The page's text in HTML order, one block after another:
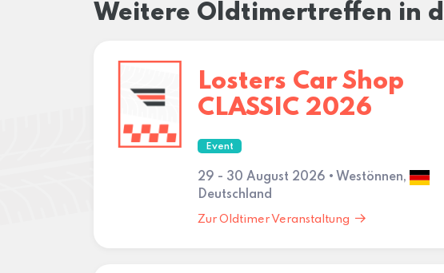
Weitere Oldtimertreffen in
Losters Car Shop
CLASSIC 2026
Event
29 - 30 August 2026 • Westönnen,
Deutschland
Zur Oldtimer Veranstaltung